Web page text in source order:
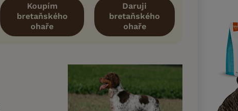
Koupím
bretaňského
ohaře
Daruji
bretaňského
ohaře